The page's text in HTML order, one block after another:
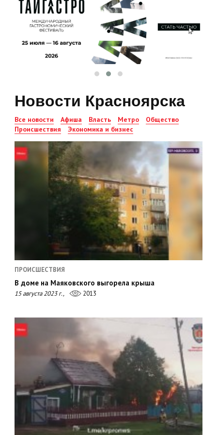
Новости Красноярска
Все новости Афиша Власть Метро
Общество
Происшествия
Экономика и бизнес
ПРОИСШЕСТВИЯ
В доме на Маяковского выгорела крыша
15 августа 2023 г., 2013